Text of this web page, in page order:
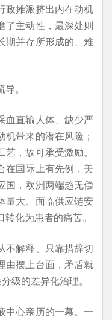
政摊派挤出内在动机
了主动性，最深处则
期并存所形成的、难
。
血直输人体、缺少严
带来的潜在风险；
，故可承受激励。
在国际上有先例，美
国，欧洲两端趋无偿
量大、面临供应链安
化为患者的痛苦。
不解释、只靠措辞切
由摆上台面，矛盾就
级的差异化治理。
中心亲历的一幕。一